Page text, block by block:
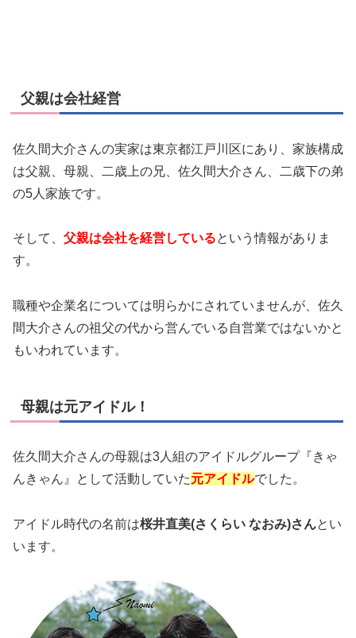
父親は会社経営
佐久間大介さんの実家は東京都江戸川区にあり、家族構成
は父親、母親、二歳上の兄、佐久間大介さん、二歳下の弟
の5人家族です。
そして、 父親は会社を経営しているという情報がありま
す。
職種や企業名については明らかにされていませんが、佐久
間大介さんの祖父の代から営んでいる自営業ではないかと
もいわれています。
母親は元アイドル！
佐久間大介さんの母親は3人組のアイドルグループ『きゃ
んきゃん』として活動していた元アイドルでした。
アイドル時代の名前は桜井直美(さくらい なおみ)さんとい
います。